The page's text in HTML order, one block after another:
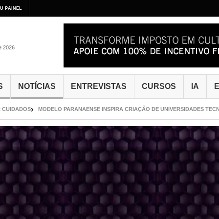
PAINEL
2026
NOTÍCIAS ENTREVISTAS CURSOS IA
MODELO PARANAENSE INSPIRA CRIAÇÃO DE UNIVERSIDADES